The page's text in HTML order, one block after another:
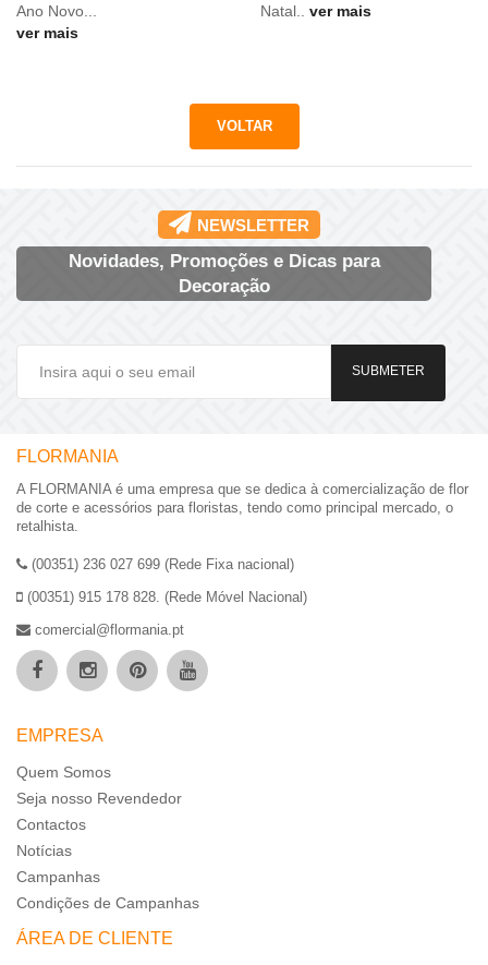
Ano Novo...
ver mais
Natal..
ver mais
NEWSLETTER
Novidades, Promoções e Dicas para
Decoração
SUBMETER
FLORMANIA
A FLORMANIA é uma empresa que se dedica à comercialização de flor
de corte e acessórios para floristas, tendo como principal mercado, o
retalhista.
(00351) 236 027 699 (Rede Fixa nacional)
(00351) 915 178 828. (Rede Móvel Nacional)
comercial@flormania.pt
EMPRESA
Quem Somos
Seja nosso Revendedor
Contactos
Notícias
Campanhas
Condições de Campanhas
ÁREA DE CLIENTE